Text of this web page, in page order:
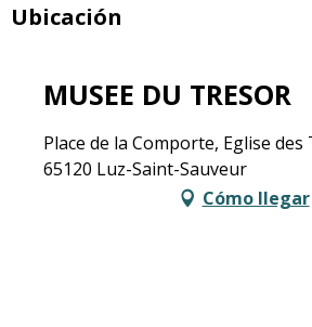
Ubicación
MUSEE DU TRESOR
Place de la Comporte, Eglise des
65120 Luz-Saint-Sauveur
Cómo llegar